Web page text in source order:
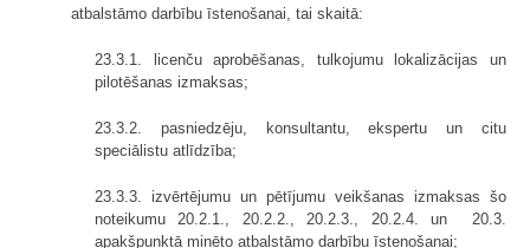
atbalstāmo darbību īstenošanai, tai skaitā:
23.3.1. licenču aprobēšanas, tulkojumu lokalizācijas un
pilotēšanas izmaksas;
23.3.2. pasniedzēju, konsultantu, ekspertu un citu
speciālistu atlīdzība;
23.3.3. izvērtējumu un pētījumu veikšanas izmaksas šo
noteikumu 20.2.1., 20.2.2., 20.2.3., 20.2.4. un 20.3.
apakšpunktā minēto atbalstāmo darbību īstenošanai;